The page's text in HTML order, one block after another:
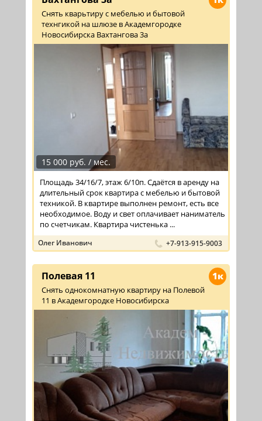
Снять кварьтиру с мебелью и бытовой
технгикой на шлюзе в Академгородке
Новосибирска Вахтангова 3а
15 000 руб. / мес.
Площадь 34/16/7, этаж 6/10п. Сдаётся в аренду на
длительный срок квартира с мебелью и бытовой
техникой. В квартире выполнен ремонт, есть все
необходимое. Воду и свет оплачивает наниматель
по счетчикам. Квартира чистенька ...
Олег Иванович +7-913-915-9003
1к
Полевая 11
Снять однокомнатную квартиру на Полевой
11 в Академгородке Новосибирска